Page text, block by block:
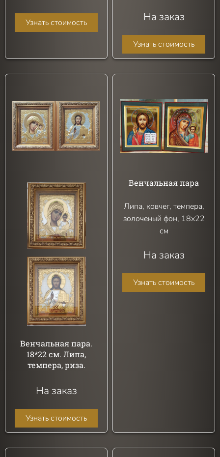
Узнать стоимость На заказ
Узнать стоимость
Венчальная пара.
18*22 см. Липа,
темпера, риза.
На заказ
Узнать стоимость
Венчальная пара
Липа, ковчег, темпера,
золоченый фон, 18х22
см
На заказ
Узнать стоимость